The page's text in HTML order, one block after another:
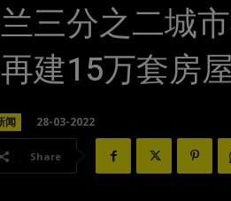
三分之二城
建15万套房
闻 28-03-2022
Share